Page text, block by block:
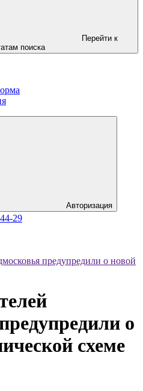
Перейти к
поиска
Авторизация
29
предупредили о новой
о
схеме